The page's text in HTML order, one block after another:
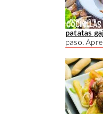
patatas
paso.